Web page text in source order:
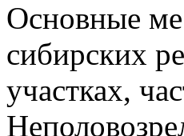
Основные
сибирских
участках,